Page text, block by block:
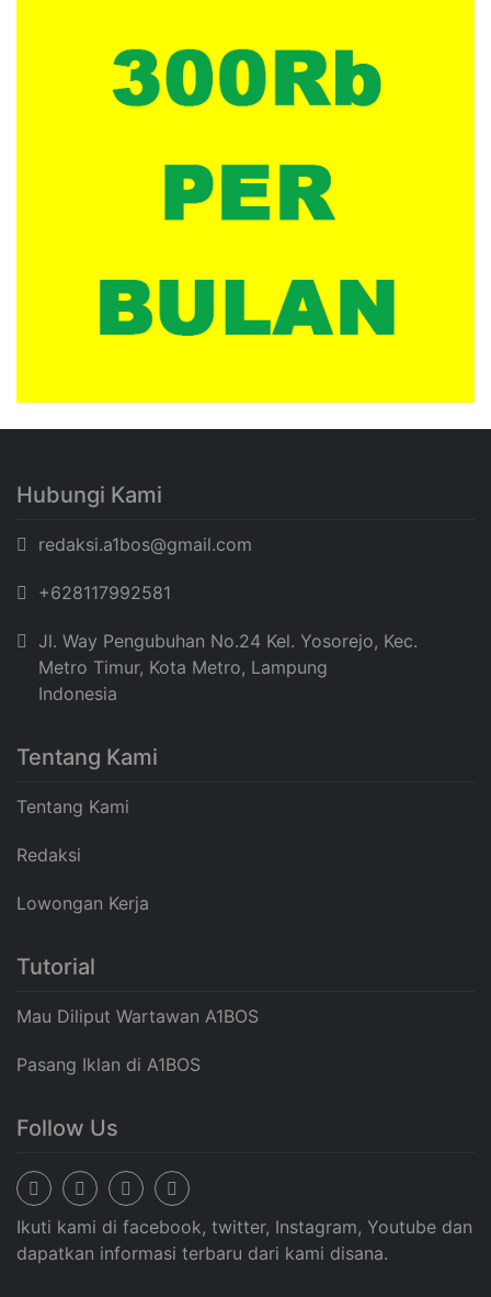
Hubungi Kami
redaksi.a1bos@gmail.com
+628117992581
Jl. Way Pengubuhan No.24 Kel. Yosorejo, Kec.
Metro Timur, Kota Metro, Lampung
Indonesia
Tentang Kami
Tentang Kami
Redaksi
Lowongan Kerja
Tutorial
Mau Diliput Wartawan A1BOS
Pasang Iklan di A1BOS
Follow Us
Ikuti kami di facebook, twitter, Instagram, Youtube dan
dapatkan informasi terbaru dari kami disana.